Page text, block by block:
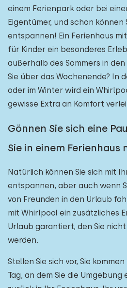
einem Ferienpark oder bei
Eigentümer, und schon können
entspannen! Ein Ferienhaus
für Kinder ein besonderes
außerhalb des Sommers in
Sie über das Wochenende? In
oder im Winter wird ein
gewisse Extra an Komfort
Gönnen Sie sich eine
Sie in einem
Natürlich können Sie sich mit
entspannen, aber auch wenn
von Freunden in den Urlaub
mit Whirlpool ein zusätzliches
Urlaub garantiert, den Sie
werden.
Stellen Sie sich vor, Sie
Tag, an dem Sie die